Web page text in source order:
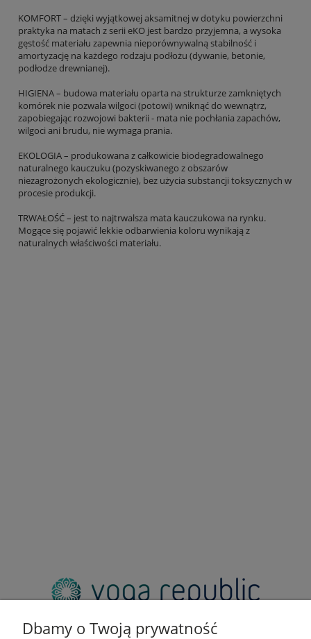
KOMFORT – dzięki wyjątkowej aksamitnej w dotyku powierzchni
praktyka na matach z serii eKO jest bardzo przyjemna, a wysoka
gęstość materiału zapewnia nieporównywalną stabilność i
amortyzację na każdego rodzaju podłożu (dywanie, betonie,
podłodze drewnianej).
HIGIENA – budowa materiału oparta na strukturze zamkniętych
komórek nie pozwala wilgoci (potowi) wniknąć do wewnątrz,
zapobiegając rozwojowi bakterii - mata nie pochłania zapachów,
wilgoci ani brudu, nie wymaga prania.
EKOLOGIA – produkowana z całkowicie biodegradowalnego
naturalnego kauczuku (pozyskiwanego z obszarów
niezagrożonych ekologicznie), bez użycia substancji toksycznych w
procesie produkcji.
TRWAŁOŚĆ – jest to najtrwalsza mata kauczukowa na rynku.
Mogące się pojawić lekkie odbarwienia koloru wynikają z
naturalnych właściwości materiału.
email:
Dbamy o Twoją prywatność